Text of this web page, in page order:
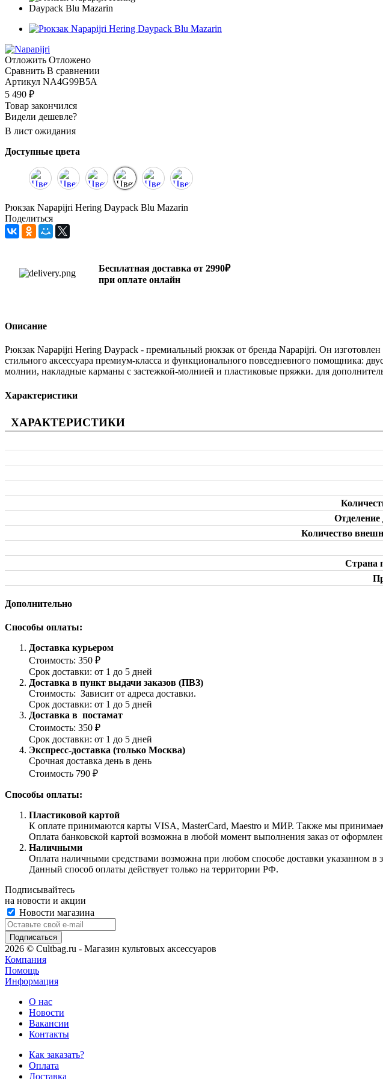
Отложить Отложено
Сравнить В сравнении
Артикул NA4G99B5A
5 490 ₽
Товар закончился
Видели дешевле?
В лист ожидания
Доступные цвета
Рюкзак Napapijri Hering Daypack Blu Mazarin
Поделиться
Бесплатная доставка от 2990₽
при оплате онлайн
Описание
Рюкзак Napapijri Hering Daypack - премиальный рюкзак от бренда Napapijri. Он
стильного аксессуара премиум-класса и функционального повседневного помощника:
молнии, накладные карманы с застежкой-молнией и пластиковые пряжки. для
Характеристики
ХАРАКТЕРИСТИКИ
Отделение
Количество
Страна
Дополнительно
Способы оплаты:
Доставка курьером
Стоимость: 350 ₽
Срок доставки: от 1 до 5 дней
Доставка в пункт выдачи заказов (ПВЗ)
Стоимость: Зависит от адреса доставки.
Срок доставки: от 1 до 5 дней
Доставка в постамат
Стоимость: 350 ₽
Срок доставки: от 1 до 5 дней
Экспресс-доставка (только Москва)
Срочная доставка день в день
Стоимость 790 ₽
Способы оплаты:
Пластиковой картой
К оплате принимаются карты VISA, MasterCard, Maestro и МИР. Также мы принимаем
Оплата банковской картой возможна в любой момент выполнения заказ от
Наличными
Оплата наличными средствами возможна при любом способе доставки указанном в
Данный способ оплаты действует только на территории РФ.
Подписывайтесь
на новости и акции
Новости магазина
2026 © Cultbag.ru - Магазин культовых аксессуаров
Компания
Помощь
Информация
О нас
Новости
Вакансии
Контакты
Как заказать?
Оплата
Доставка